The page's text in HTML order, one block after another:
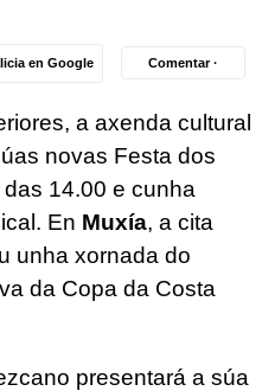
en Google Comentar ·
a axenda cultural
novas Festa dos
14.00 e cunha
En Muxía, a cita
unha xornada do
da Copa da Costa
presentará a súa